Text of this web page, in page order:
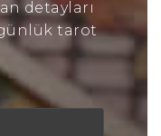
detayları
tarot